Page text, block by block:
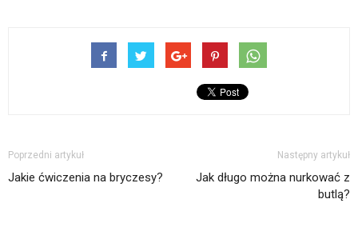
Poprzedni artykuł
Jakie ćwiczenia na bryczesy?
Następny artykuł
Jak długo można nurkować z
butlą?